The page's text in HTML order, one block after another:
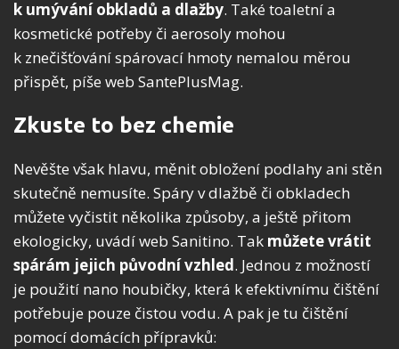
k umývání obkladů a dlažby. Také toaletní a
kosmetické potřeby či aerosoly mohou
k znečišťování spárovací hmoty nemalou měrou
přispět, píše web SantePlusMag.
Zkuste to bez chemie
Nevěšte však hlavu, měnit obložení podlahy ani stěn
skutečně nemusíte. Spáry v dlažbě či obkladech
můžete vyčistit několika způsoby, a ještě přitom
ekologicky, uvádí web Sanitino. Tak můžete vrátit
spárám jejich původní vzhled. Jednou z možností
je použití nano houbičky, která k efektivnímu čištění
potřebuje pouze čistou vodu. A pak je tu čištění
pomocí domácích přípravků: